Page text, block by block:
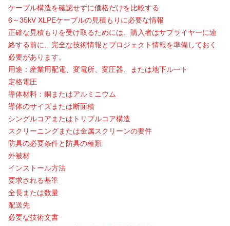
ケーブル構造を確認せずに価格だけを比較する
6～35kV XLPEケーブルの見積もりに必要な情報
正確な見積もりを受け取るためには、購入者はサプライヤーに連
絡する前に、完全な技術情報とプロジェクト情報を準備しておく
必要があります。
用途：産業用配電、変電所、変圧器、または地下ルート
定格電圧
導体材料：銅またはアルミニウム
導体のサイズまたは断面積
シングルコアまたはトリプルコア構造
スクリーニングまたは金属スクリーンの要件
防具の必要条件と防具の種類
外被材
インストール方法
要求される基準
全長または数量
配送先
必要な技術文書